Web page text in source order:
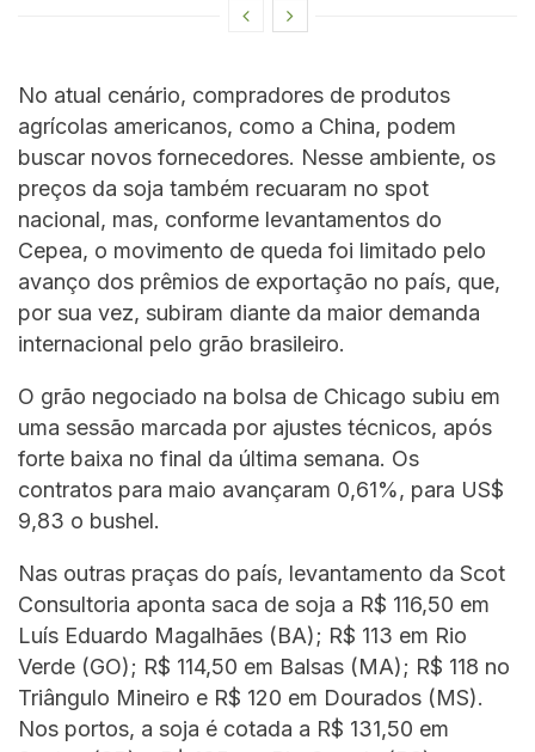
No atual cenário, compradores de produtos
agrícolas americanos, como a China, podem
buscar novos fornecedores. Nesse ambiente, os
preços da soja também recuaram no spot
nacional, mas, conforme levantamentos do
Cepea, o movimento de queda foi limitado pelo
avanço dos prêmios de exportação no país, que,
por sua vez, subiram diante da maior demanda
internacional pelo grão brasileiro.
O grão negociado na bolsa de Chicago subiu em
uma sessão marcada por ajustes técnicos, após
forte baixa no final da última semana. Os
contratos para maio avançaram 0,61%, para US$
9,83 o bushel.
Nas outras praças do país, levantamento da Scot
Consultoria aponta saca de soja a R$ 116,50 em
Luís Eduardo Magalhães (BA); R$ 113 em Rio
Verde (GO); R$ 114,50 em Balsas (MA); R$ 118 no
Triângulo Mineiro e R$ 120 em Dourados (MS).
Nos portos, a soja é cotada a R$ 131,50 em